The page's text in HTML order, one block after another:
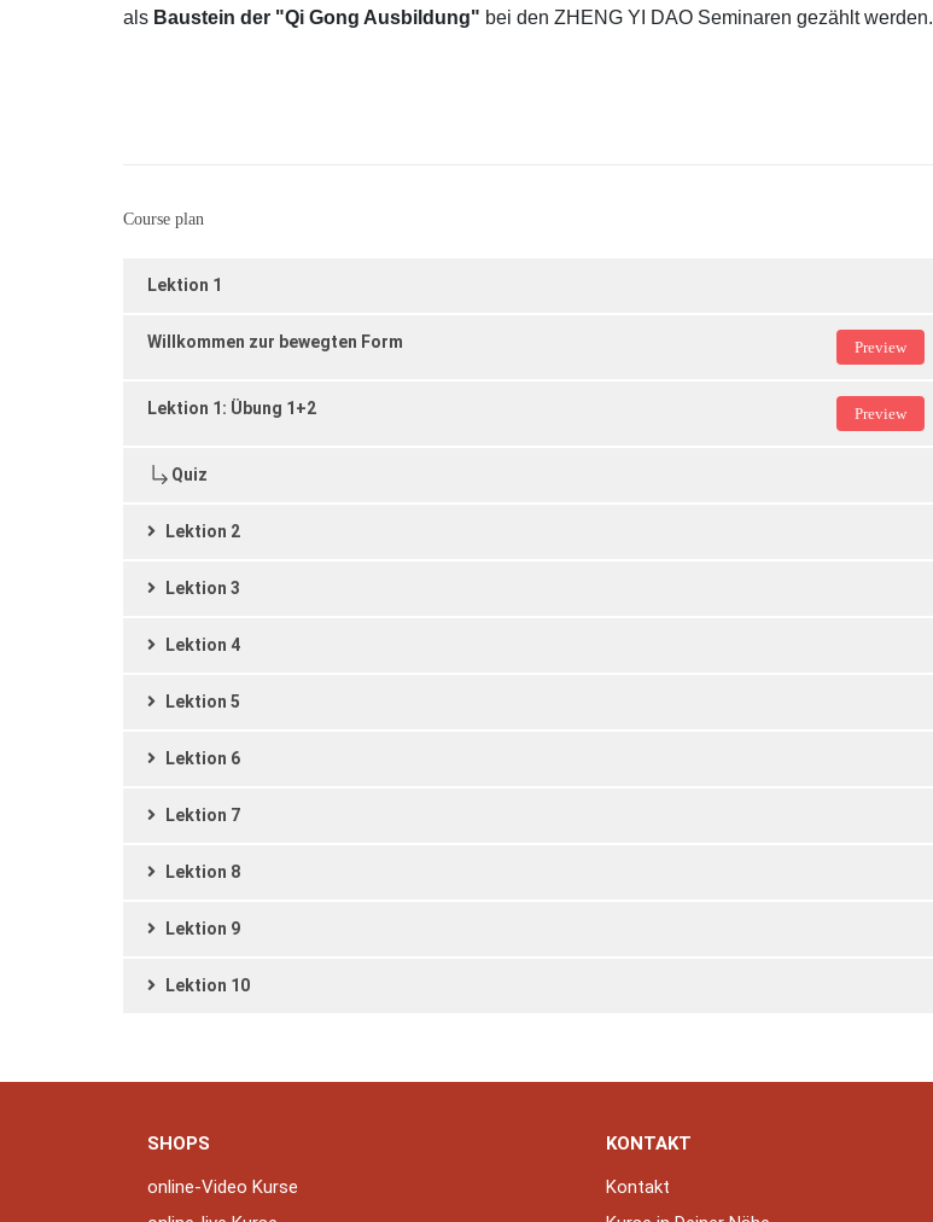
als Baustein der "Qi Gong Ausbildung" bei den ZHENG YI DAO Seminaren gezählt werden.
Course plan
Lektion 1
Willkommen zur bewegten Form Preview
Lektion 1: Übung 1+2 Preview
Quiz
Lektion 2
Lektion 3
Lektion 4
Lektion 5
Lektion 6
Lektion 7
Lektion 8
Lektion 9
Lektion 10
SHOPS
online-Video Kurse
KONTAKT
Kontakt